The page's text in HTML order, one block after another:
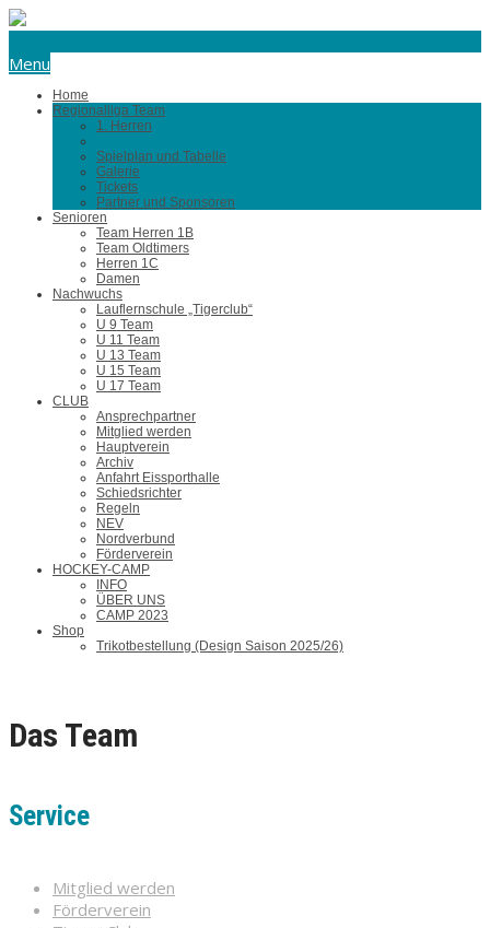
Menu
Home
Regionalliga Team
1. Herren
Spielplan und Tabelle
Galerie
Tickets
Partner und Sponsoren
Senioren
Team Herren 1B
Team Oldtimers
Herren 1C
Damen
Nachwuchs
Lauflernschule „Tigerclub“
U 9 Team
U 11 Team
U 13 Team
U 15 Team
U 17 Team
CLUB
Ansprechpartner
Mitglied werden
Hauptverein
Archiv
Anfahrt Eissporthalle
Schiedsrichter
Regeln
NEV
Nordverbund
Förderverein
HOCKEY-CAMP
INFO
ÜBER UNS
CAMP 2023
Shop
Trikotbestellung (Design Saison 2025/26)
Das Team
Service
Mitglied werden
Förderverein